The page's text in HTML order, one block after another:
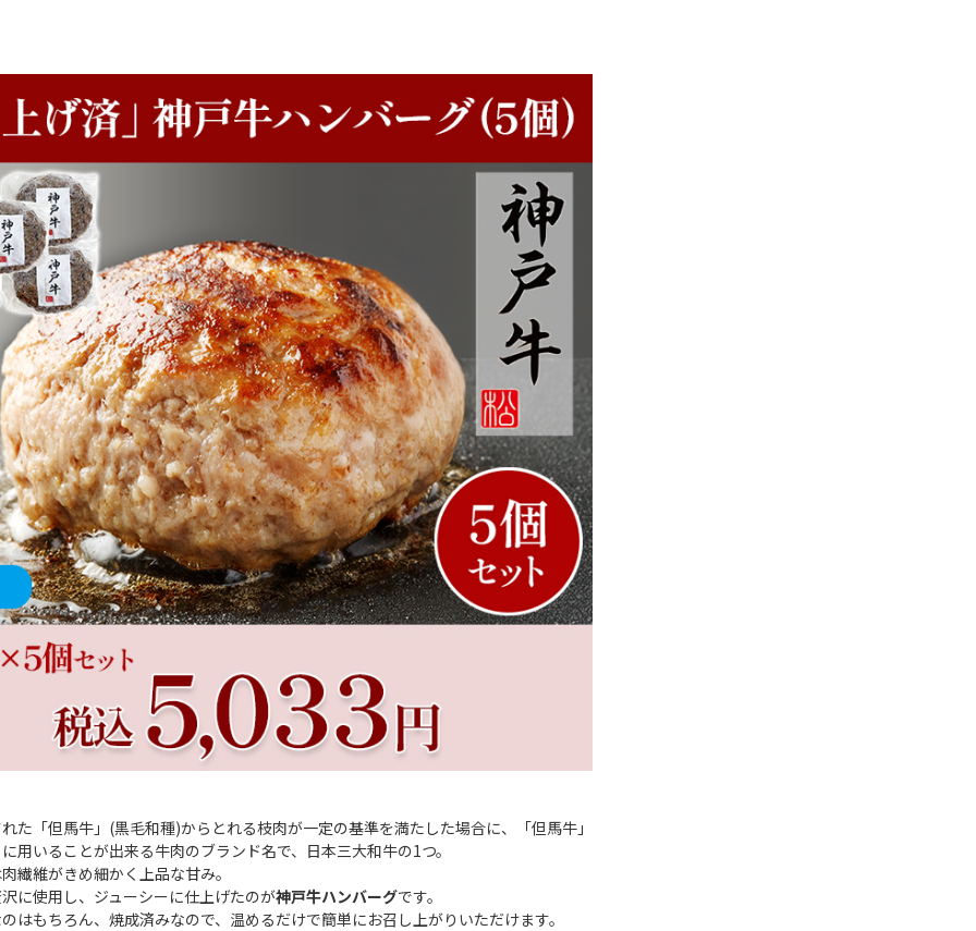
た「但馬牛」(黒毛和種)からとれる枝肉が一定の基準を満たした場合に、「但馬牛」
用いることが出来る牛肉のブランド名で、日本三大和牛の1つ。
繊維がきめ細かく上品な甘み。
に使用し、ジューシーに仕上げたのが神戸牛ハンバーグです。
はもちろん、焼成済みなので、温めるだけで簡単にお召し上がりいただけます。